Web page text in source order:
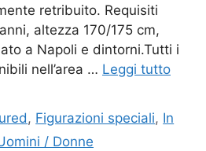
retribuito. Requisiti
altezza 170/175 cm,
a Napoli e dintorni.Tutti i
nell’area … Leggi tutto
, Figurazioni speciali, In
/ Donne